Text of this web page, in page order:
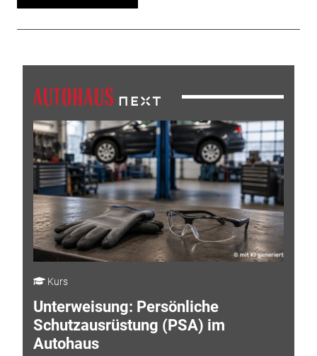
Kurs
Unterweisung: Persönliche
Schutzausrüstung (PSA) im
Autohaus